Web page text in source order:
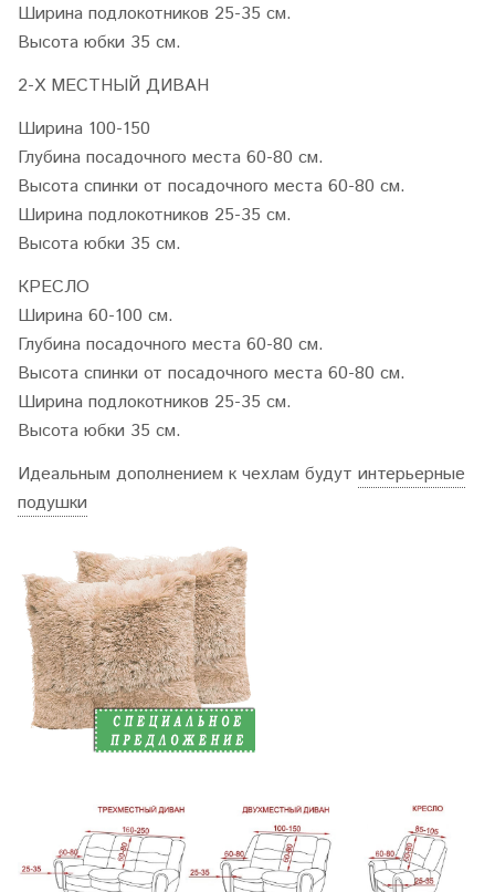
Ширина подлокотников 25-35 см.
Высота юбки 35 см.
2-Х МЕСТНЫЙ ДИВАН
Ширина 100-150
Глубина посадочного места 60-80 см.
Высота спинки от посадочного места 60-80 см.
Ширина подлокотников 25-35 см.
Высота юбки 35 см.
КРЕСЛО
Ширина 60-100 см.
Глубина посадочного места 60-80 см.
Высота спинки от посадочного места 60-80 см.
Ширина подлокотников 25-35 см.
Высота юбки 35 см.
Идеальным дополнением к чехлам будут интерьерные
подушки